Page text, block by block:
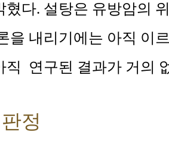
혔다. 설탕은 유방암의
을 내리기에는 아직 이
직 연구된 결과가 거의
정